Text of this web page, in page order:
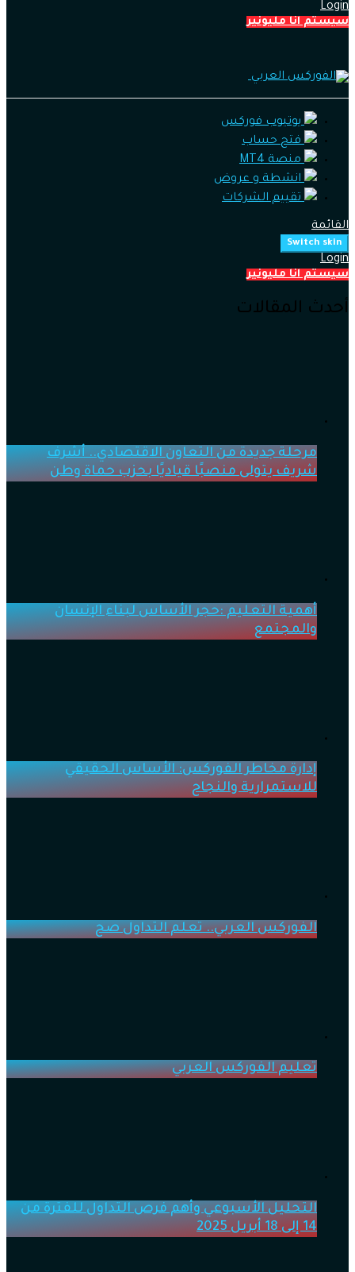
Login
سيستم انا مليونير
يوتيوب فوركس
فتح حساب
منصة MT4
انشطة و عروض
تقييم الشركات
القائمة
Switch skin
Login
سيستم انا مليونير
أحدث المقالات
مرحلة جديدة من التعاون الاقتصادي.. أشرف
شريف يتولى منصبًا قياديًا بحزب حماة وطن
أهمية التعليم :حجر الأساس لبناء الإنسان
والمجتمع
إدارة مخاطر الفوركس: الأساس الحقيقي
للاستمرارية والنجاح
الفوركس العربي.. تعلم التداول صح
تعليم الفوركس العربي
التحليل الأسبوعي وأهم فرص التداول للفترة من
14 إلى 18 أبريل 2025